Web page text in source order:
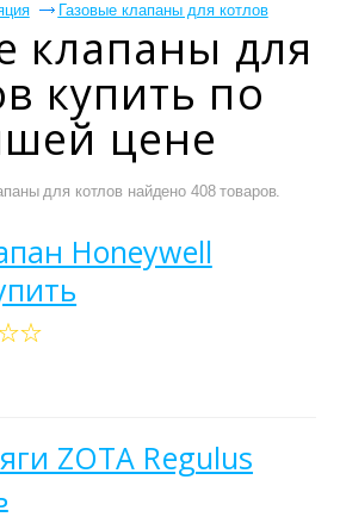
Газовые клапаны для котлов
клапаны для
купить по
цене
для котлов найдено 408 товаров.
Honeywell
ZOTA Regulus